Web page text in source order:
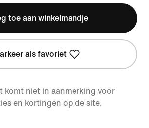
toe aan winkelmandje
als favoriet
komt niet in aanmerking voor
en kortingen op de site.